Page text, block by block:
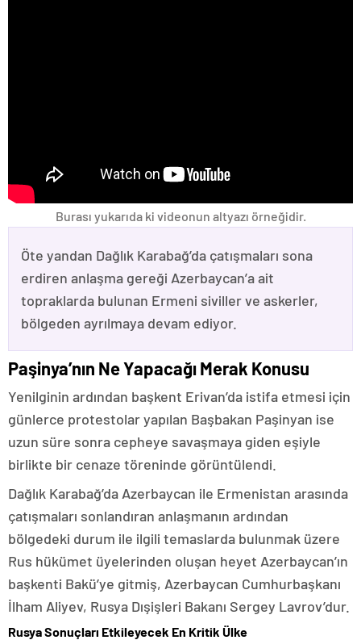
Burası yukarıda ki videonun altyazı örneğidir.
Öte yandan Dağlık Karabağ’da çatışmaları sona
erdiren anlaşma gereği Azerbaycan’a ait
topraklarda bulunan Ermeni siviller ve askerler,
bölgeden ayrılmaya devam ediyor.
Paşinya’nın Ne Yapacağı Merak Konusu
Yenilginin ardından başkent Erivan’da istifa etmesi için
günlerce protestolar yapılan Başbakan Paşinyan ise
uzun süre sonra cepheye savaşmaya giden eşiyle
birlikte bir cenaze töreninde görüntülendi.
Dağlık Karabağ’da Azerbaycan ile Ermenistan arasında
çatışmaları sonlandıran anlaşmanın ardından
bölgedeki durum ile ilgili temaslarda bulunmak üzere
Rus hükümet üyelerinden oluşan heyet Azerbaycan’ın
başkenti Bakü’ye gitmiş, Azerbaycan Cumhurbaşkanı
İlham Aliyev, Rusya Dışişleri Bakanı Sergey Lavrov’dur.
Rusya Sonuçları Etkileyecek En Kritik Ülke